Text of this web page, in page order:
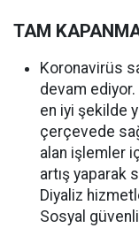
TAM
Koronavirüs
devam
en iyi şekilde
çerçevede
alan işlemler
artış yaparak
Diyaliz
Sosyal